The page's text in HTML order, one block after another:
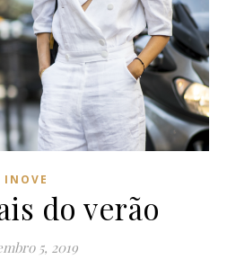
INOVE
do verão
5, 2019